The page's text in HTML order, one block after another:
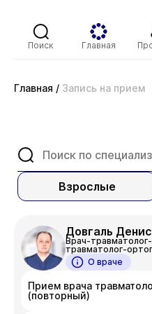
Поиск Главная
Главная / Запись на прием
Взрослые
Довгаль
Врач-
травматолог-
О враче
Прием врача
(повторный)